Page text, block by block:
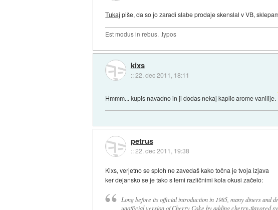
Tukaj piše, da so jo zaradi slabe prodaje skenslal v VB,
Est modus in rebus. ,typos
kixs
::22. dec 2011, 18:11
Hmmm... kupis navadno in ji dodas nekaj kaplic arome vanilije.
petrus
::22. dec 2011, 19:38
Kixs, verjetno se sploh ne zavedaš kako točna je tvoja izjava
ker dejansko se je tako s temi različnimi kola okusi začelo:
Long before its official introduction in 1985, many diners and
unofficial version of Cherry Coke by adding cherry-flavored